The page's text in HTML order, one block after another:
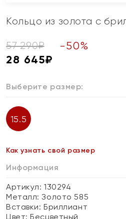
Кольцо из золота с
57 290₽ -50%
28 645₽
Выберите размер:
15.5
Как узнать свой размер
Информация
Артикул: 130294
Металл:Золото 585
Вставки:Бриллиант
Цвет:Бесцветный